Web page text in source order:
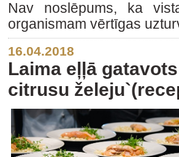
Nav noslēpums, ka
organismam vērtīgas
16.04.2018
Laima eļļā
citrusu